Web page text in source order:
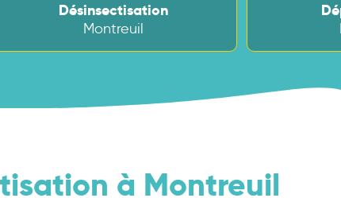
Désinsectisation
Montreuil
à Montreuil